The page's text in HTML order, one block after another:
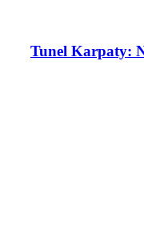
Tunel Karpaty: